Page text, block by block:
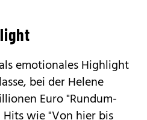
emotionales Highlight
bei der Helene
Euro "Rundum-